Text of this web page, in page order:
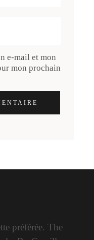
e-mail et mon
mon prochain
préférée. The